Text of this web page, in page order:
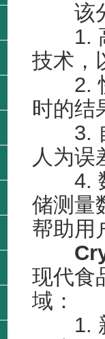
该分
1. 高
技术，
2. 快
时的结
3. 自
人为误
4. 数
储测量
帮助用
现代食
域：
1. 新